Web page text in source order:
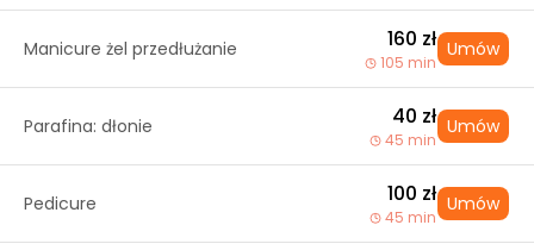
Manicure żel przedłużanie 160 zł
105 min
Umów
Parafina: dłonie 40 zł
45 min
Umów
Pedicure 100 zł
45 min
Umów